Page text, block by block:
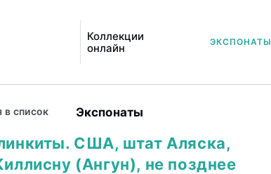
Коллекции
онлайн
ЭКСПОНАТЫ
в список Экспонаты
США, штат Аляска,
(Ангун), не позднее